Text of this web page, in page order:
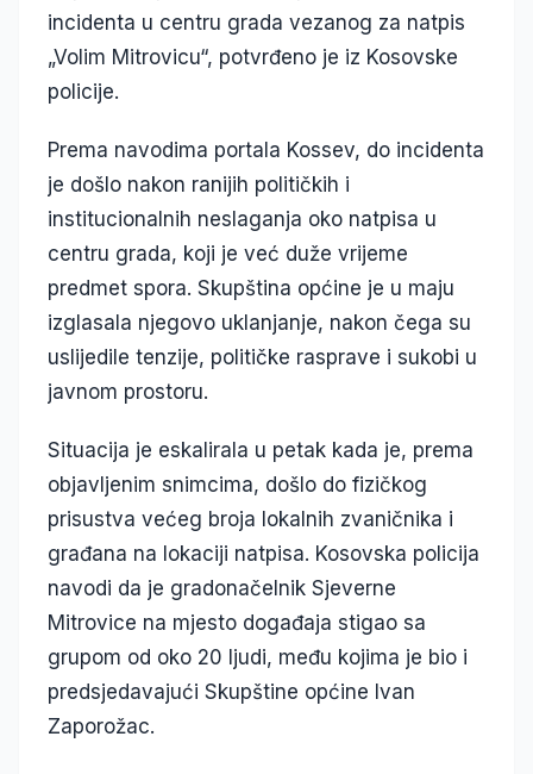
incidenta u centru grada vezanog za natpis
„Volim Mitrovicu“, potvrđeno je iz Kosovske
policije.
Prema navodima portala Kossev, do incidenta
je došlo nakon ranijih političkih i
institucionalnih neslaganja oko natpisa u
centru grada, koji je već duže vrijeme
predmet spora. Skupština općine je u maju
izglasala njegovo uklanjanje, nakon čega su
uslijedile tenzije, političke rasprave i sukobi u
javnom prostoru.
Situacija je eskalirala u petak kada je, prema
objavljenim snimcima, došlo do fizičkog
prisustva većeg broja lokalnih zvaničnika i
građana na lokaciji natpisa. Kosovska policija
navodi da je gradonačelnik Sjeverne
Mitrovice na mjesto događaja stigao sa
grupom od oko 20 ljudi, među kojima je bio i
predsjedavajući Skupštine općine Ivan
Zaporožac.